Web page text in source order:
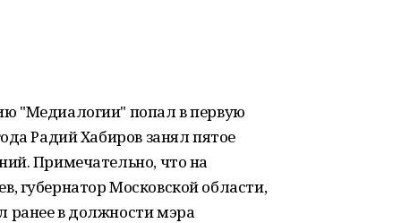
"Медиалогии" попал в первую
Радий Хабиров занял пятое
Примечательно, что на
губернатор Московской области,
ранее в должности мэра